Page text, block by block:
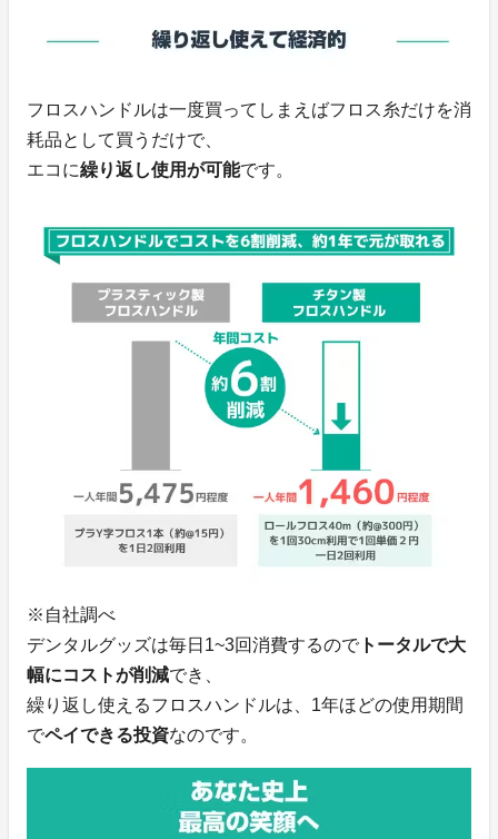
フロスハンドルは一度買ってしまえばフロス糸だけを消
耗品として買うだけで、
エコに繰り返し使用が可能です。
※自社調べ
デンタルグッズは毎日1~3回消費するので トータルで大
幅にコストが削減でき、
繰り返し使えるフロスハンドルは、1年ほどの使用期間
でペイできる投資なのです。